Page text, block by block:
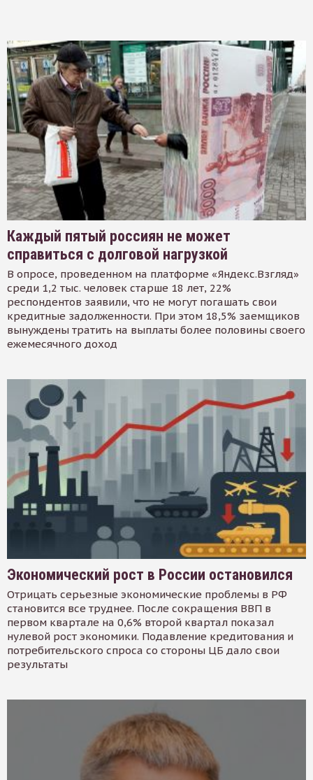
Каждый пятый россиян не может
справиться с долговой нагрузкой
В опросе, проведенном на платформе «Яндекс.Взгляд»
среди 1,2 тыс. человек старше 18 лет, 22%
респондентов заявили, что не могут погашать свои
кредитные задолженности. При этом 18,5% заемщиков
вынуждены тратить на выплаты более половины своего
ежемесячного доход
Экономический рост в России остановился
Отрицать серьезные экономические проблемы в РФ
становится все труднее. После сокращения ВВП в
первом квартале на 0,6% второй квартал показал
нулевой рост экономики. Подавление кредитования и
потребительского спроса со стороны ЦБ дало свои
результаты